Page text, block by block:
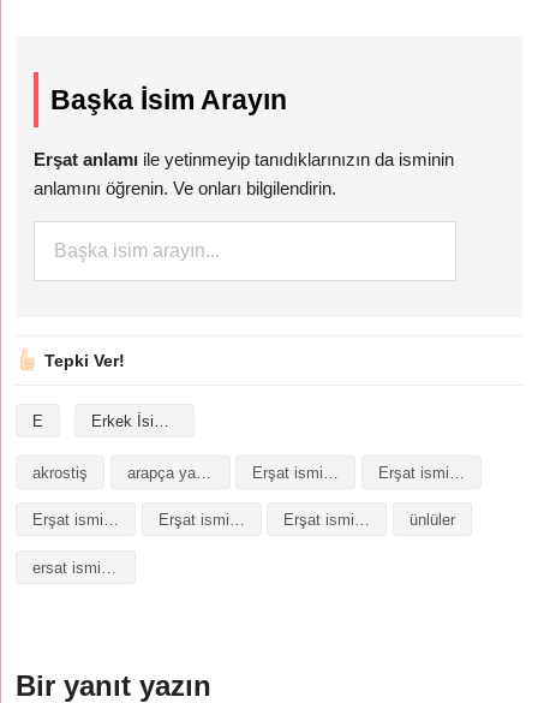
Başka İsim Arayın
Erşat anlamı ile yetinmeyip tanıdıklarınızın da isminin
anlamını öğrenin. Ve onları bilgilendirin.
Tepki Ver!
E Erkek İsimleri
akrostiş arapça yazılışı
Erşat isminin baş harfleriyle şiir Erşat isminin kökeni Erşat isminin numerolojisi ünlüler
Bir yanıt yazın